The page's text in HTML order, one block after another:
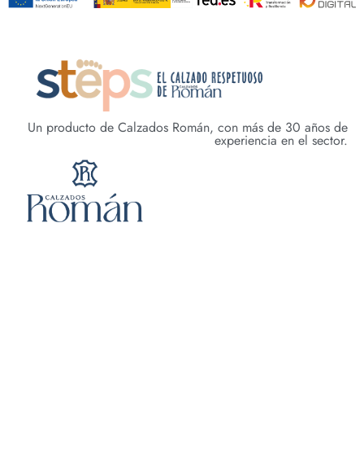
Un producto de Calzados Román, con más de 30 años de
experiencia en el sector.